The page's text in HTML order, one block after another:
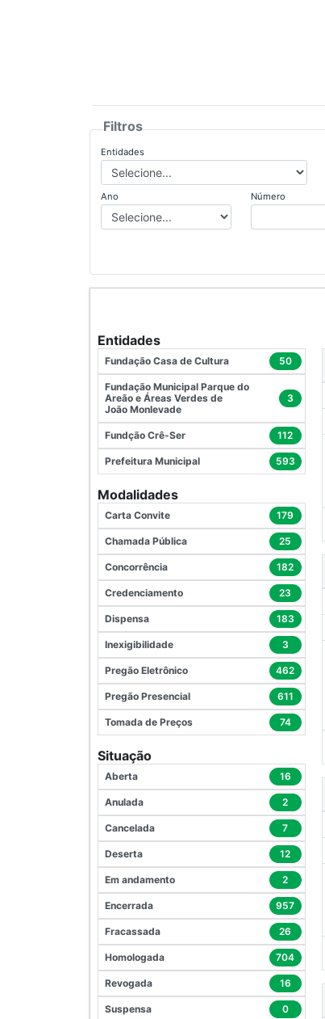
Filtros
Entidades
Ano Número
Entidades
Fundação Casa de Cultura 50
Fundação Municipal Parque do
Areão e Áreas Verdes de
João Monlevade
3
Fundção Crê-Ser 112
Prefeitura Municipal 593
Modalidades
Carta Convite 179
Chamada Pública 25
Concorrência 182
Credenciamento 23
Dispensa 183
Inexigibilidade 3
Pregão Eletrônico 462
Pregão Presencial 611
Tomada de Preços 74
Situação
Aberta 16
Anulada 2
Cancelada 7
Deserta 12
Em andamento 2
Encerrada 957
Fracassada 26
Homologada 704
Revogada 16
Suspensa 0